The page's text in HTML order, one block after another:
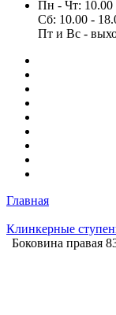
Пн - Чт: 10.00
Сб: 10.00 -
Пт и Вс -
Главная
Клинкерные
Боковина правая